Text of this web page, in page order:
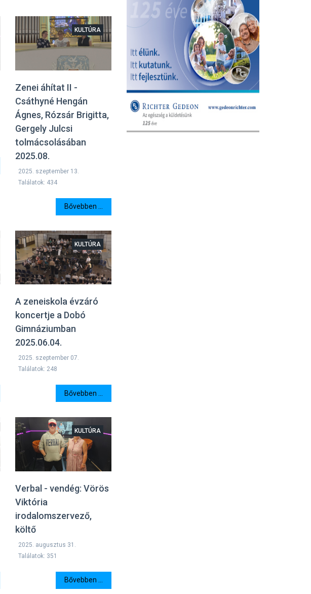
Zenei áhítat II -
Csáthyné Hengán
Ágnes, Rózsár Brigitta,
Gergely Julcsi
tolmácsolásában
2025.08.
KULTÚRA
2025. szeptember 13.
Találatok: 434
Bővebben ...
A zeneiskola évzáró
koncertje a Dobó
Gimnáziumban
2025.06.04.
KULTÚRA
2025. szeptember 07.
Találatok: 248
Bővebben ...
Verbal - vendég: Vörös
Viktória
irodalomszervező,
költő
KULTÚRA
2025. augusztus 31.
Találatok: 351
Bővebben ...